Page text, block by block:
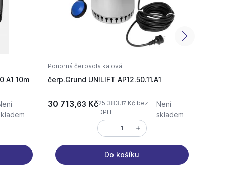
A1 10m
Ponorná čerpadla kalová
čerp.Grund UNILIFT AP12.50.11.A1
30 713,63 Kč25 383,17 Kč bez
DPH
Není
skladem
Do košíku